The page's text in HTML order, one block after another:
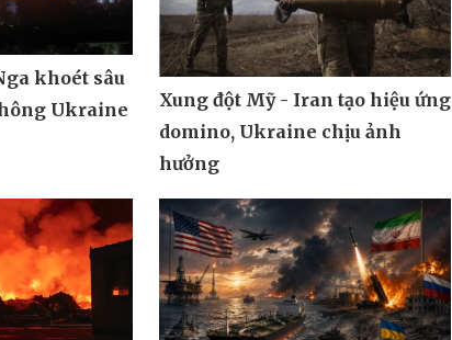
khoét sâu
Ukraine
Xung đột Mỹ - Iran tạo hiệu ứng
domino, Ukraine chịu ảnh
hưởng